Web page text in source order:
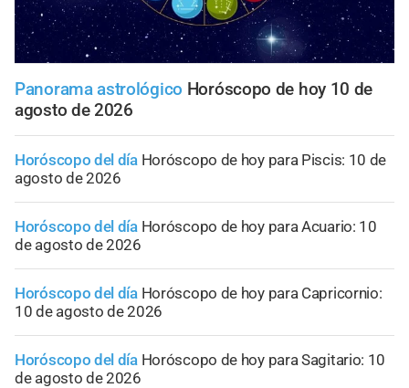
Panorama astrológico Horóscopo de hoy 10 de
agosto de 2026
Horóscopo del día Horóscopo de hoy para Piscis: 10 de
agosto de 2026
Horóscopo del día Horóscopo de hoy para Acuario: 10
de agosto de 2026
Horóscopo del día Horóscopo de hoy para Capricornio:
10 de agosto de 2026
Horóscopo del día Horóscopo de hoy para Sagitario: 10
de agosto de 2026